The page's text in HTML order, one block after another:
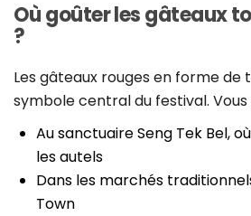
Où goûter les gâteaux
?
Les gâteaux rouges en forme de
symbole central du festival.
Au sanctuaire Seng Tek Bel,
les autels
Dans les marchés
Town